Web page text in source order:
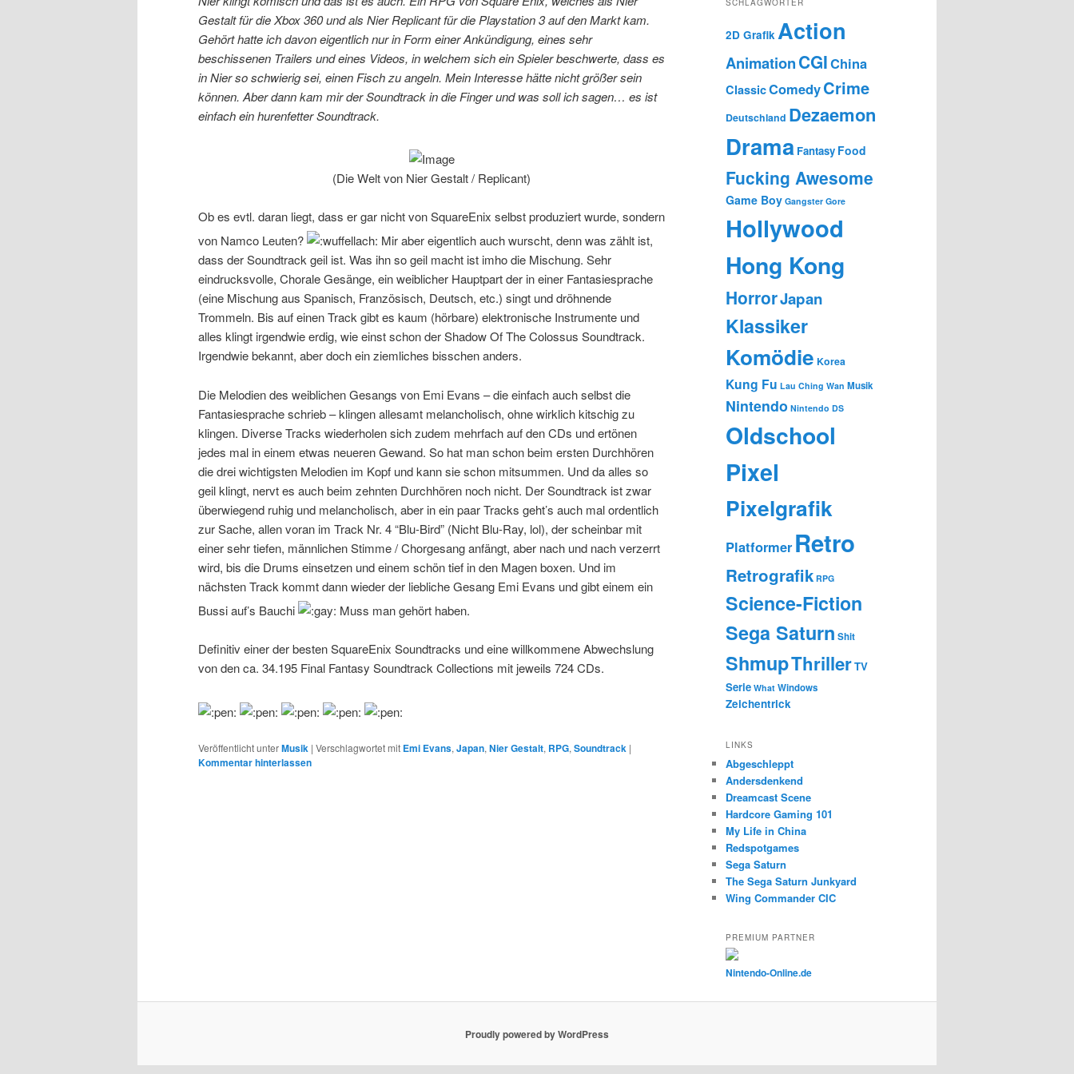
Gestalt für die Xbox 360 und als Nier Replicant für die Playstation 3 auf den Markt kam.
Gehört hatte ich davon eigentlich nur in Form einer Ankündigung, eines sehr
beschissenen Trailers und eines Videos, in welchem sich ein Spieler beschwerte, dass es
in Nier so schwierig sei, einen Fisch zu angeln. Mein Interesse hätte nicht größer sein
können. Aber dann kam mir der Soundtrack in die Finger und was soll ich sagen… es ist
einfach ein hurenfetter Soundtrack.
(Die Welt von Nier Gestalt / Replicant)
Ob es evtl. daran liegt, dass er gar nicht von SquareEnix selbst produziert wurde, sondern
von Namco Leuten?
Mir aber eigentlich auch wurscht, denn was zählt ist,
dass der Soundtrack geil ist. Was ihn so geil macht ist imho die Mischung. Sehr
eindrucksvolle, Chorale Gesänge, ein weiblicher Hauptpart der in einer Fantasiesprache
(eine Mischung aus Spanisch, Französisch, Deutsch, etc.) singt und dröhnende
Trommeln. Bis auf einen Track gibt es kaum (hörbare) elektronische Instrumente und
alles klingt irgendwie erdig, wie einst schon der Shadow Of The Colossus Soundtrack.
Irgendwie bekannt, aber doch ein ziemliches bisschen anders.
Die Melodien des weiblichen Gesangs von Emi Evans – die einfach auch selbst die
Fantasiesprache schrieb – klingen allesamt melancholisch, ohne wirklich kitschig zu
klingen. Diverse Tracks wiederholen sich zudem mehrfach auf den CDs und ertönen
jedes mal in einem etwas neueren Gewand. So hat man schon beim ersten Durchhören
die drei wichtigsten Melodien im Kopf und kann sie schon mitsummen. Und da alles so
geil klingt, nervt es auch beim zehnten Durchhören noch nicht. Der Soundtrack ist zwar
überwiegend ruhig und melancholisch, aber in ein paar Tracks geht’s auch mal ordentlich
zur Sache, allen voran im Track Nr. 4 “Blu-Bird” (Nicht Blu-Ray, lol), der scheinbar mit
einer sehr tiefen, männlichen Stimme / Chorgesang anfängt, aber nach und nach verzerrt
wird, bis die Drums einsetzen und einem schön tief in den Magen boxen. Und im
nächsten Track kommt dann wieder der liebliche Gesang Emi Evans und gibt einem ein
Bussi auf’s Bauchi
Muss man gehört haben.
Definitiv einer der besten SquareEnix Soundtracks und eine willkommene Abwechslung
von den ca. 34.195 Final Fantasy Soundtrack Collections mit jeweils 724 CDs.
Veröffentlicht unterMusik | Verschlagwortet mit Emi Evans, Japan, Nier Gestalt, RPG, Soundtrack |
Kommentar hinterlassen
SCHLAGWÖRTER
2D GrafikAction
AnimationCGIChina
ClassicComedyCrime
Deutschland Dezaemon
Drama Fantasy Food
Fucking Awesome
Game Boy Gangster Gore
Hollywood
Hong Kong
HorrorJapan
Klassiker
Komödie Korea
Kung Fu Lau Ching Wan Musik
Nintendo Nintendo DS
Oldschool
Pixel
Pixelgrafik
Platformer Retro
Retrografik RPG
Science-Fiction
Sega Saturn Shit
ShmupThrillerTV
Serie What Windows
Zeichentrick
LINKS
Abgeschleppt
Andersdenkend
Dreamcast Scene
Hardcore Gaming 101
My Life in China
Redspotgames
Sega Saturn
The Sega Saturn Junkyard
Wing Commander CIC
PREMIUM PARTNER
Nintendo-Online.de
Proudly powered by WordPress